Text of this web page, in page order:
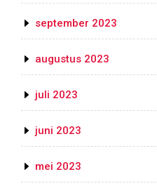
september 2023
augustus 2023
juli 2023
juni 2023
mei 2023